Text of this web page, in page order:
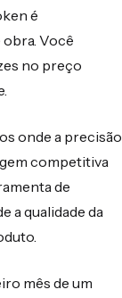
é
Você
no preço
onde a precisão
competitiva
de
a qualidade da
mês de um